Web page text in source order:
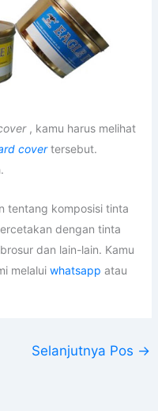
, kamu harus melihat
covertersebut.
tentang komposisi tinta
dengan tinta
dan lain-lain. Kamu
melalui whatsapp atau
Selanjutnya Pos →